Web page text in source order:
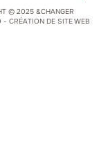
© 2025 &CHANGER
CRÉATION DE SITE WEB